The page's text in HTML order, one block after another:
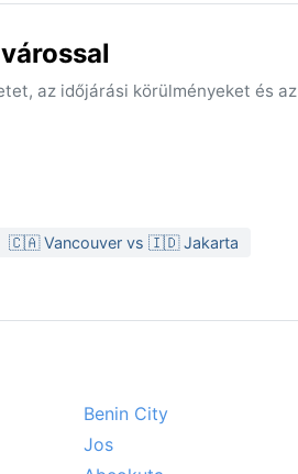
az időjárási körülményeket és az
🇨🇦 Vancouver vs 🇮🇩 Jakarta
Benin City
Jos